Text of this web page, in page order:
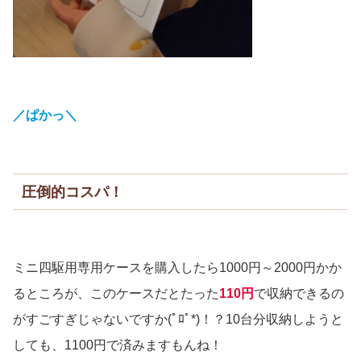
／ぱかっ＼
圧倒的コスパ！
ミニ四駆用専用ケースを購入したら1000円～2000円かか
るところが、このケースだとたった110円 で収納できるの
がすごすぎじゃないですか(ﾟﾛﾟ*)！？10台分収納しようと
しても、1100円で済みますもんね！